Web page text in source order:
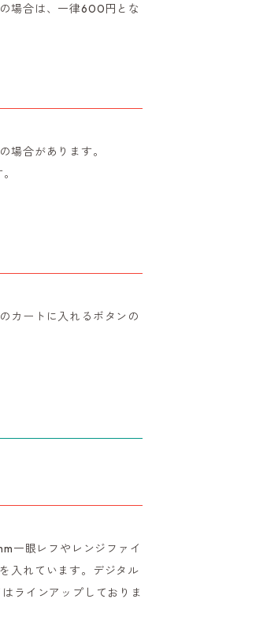
場合は、一律600円とな
場合があります。
カートに入れるボタンの
一眼レフやレンジファイ
入れています。デジタル
ラインアップしておりま